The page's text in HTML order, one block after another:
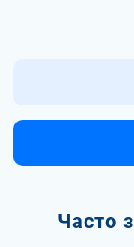
Часто